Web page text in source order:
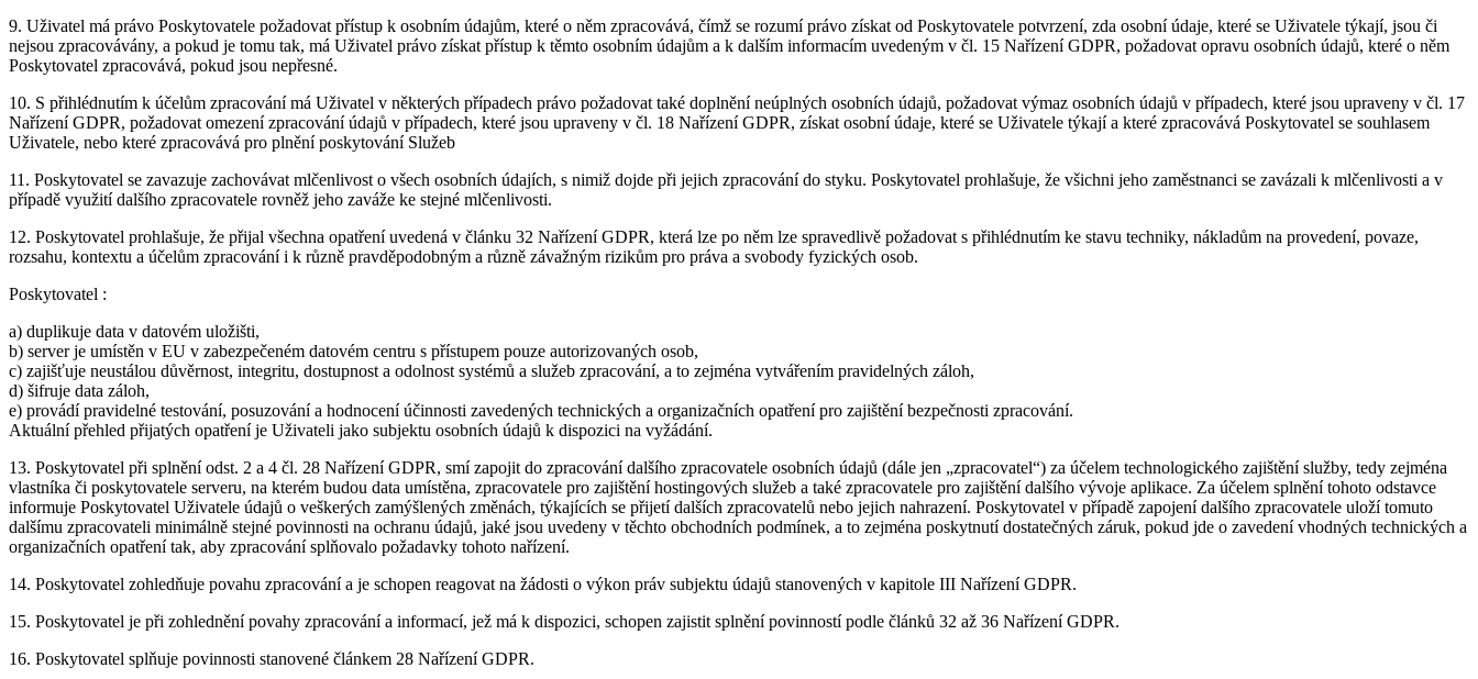
9. Uživatel má právo Poskytovatele požadovat přístup k osobním údajům, které o něm zpracovává, čímž se rozumí právo získat od Poskytovatele potvrzení, zda osobní údaje, které se Uživatele týkají, jsou či
nejsou zpracovávány, a pokud je tomu tak, má Uživatel právo získat přístup k těmto osobním údajům a k dalším informacím uvedeným v čl. 15 Nařízení GDPR, požadovat opravu osobních údajů, které o něm
Poskytovatel zpracovává, pokud jsou nepřesné.
10. S přihlédnutím k účelům zpracování má Uživatel v některých případech právo požadovat také doplnění neúplných osobních údajů, požadovat výmaz osobních údajů v případech, které jsou upraveny v čl. 17
Nařízení GDPR, požadovat omezení zpracování údajů v případech, které jsou upraveny v čl. 18 Nařízení GDPR, získat osobní údaje, které se Uživatele týkají a které zpracovává Poskytovatel se souhlasem
Uživatele, nebo které zpracovává pro plnění poskytování Služeb
11. Poskytovatel se zavazuje zachovávat mlčenlivost o všech osobních údajích, s nimiž dojde při jejich zpracování do styku. Poskytovatel prohlašuje, že všichni jeho zaměstnanci se zavázali k mlčenlivosti a v
případě využití dalšího zpracovatele rovněž jeho zaváže ke stejné mlčenlivosti.
12. Poskytovatel prohlašuje, že přijal všechna opatření uvedená v článku 32 Nařízení GDPR, která lze po něm lze spravedlivě požadovat s přihlédnutím ke stavu techniky, nákladům na provedení, povaze,
rozsahu, kontextu a účelům zpracování i k různě pravděpodobným a různě závažným rizikům pro práva a svobody fyzických osob.
Poskytovatel :
a) duplikuje data v datovém uložišti,
b) server je umístěn v EU v zabezpečeném datovém centru s přístupem pouze autorizovaných osob,
c) zajišťuje neustálou důvěrnost, integritu, dostupnost a odolnost systémů a služeb zpracování, a to zejména vytvářením pravidelných záloh,
d) šifruje data záloh,
e) provádí pravidelné testování, posuzování a hodnocení účinnosti zavedených technických a organizačních opatření pro zajištění bezpečnosti zpracování.
Aktuální přehled přijatých opatření je Uživateli jako subjektu osobních údajů k dispozici na vyžádání.
13. Poskytovatel při splnění odst. 2 a 4 čl. 28 Nařízení GDPR, smí zapojit do zpracování dalšího zpracovatele osobních údajů (dále jen „zpracovatel“) za účelem technologického zajištění služby, tedy zejména
vlastníka či poskytovatele serveru, na kterém budou data umístěna, zpracovatele pro zajištění hostingových služeb a také zpracovatele pro zajištění dalšího vývoje aplikace. Za účelem splnění tohoto odstavce
informuje Poskytovatel Uživatele údajů o veškerých zamýšlených změnách, týkajících se přijetí dalších zpracovatelů nebo jejich nahrazení. Poskytovatel v případě zapojení dalšího zpracovatele uloží tomuto
dalšímu zpracovateli minimálně stejné povinnosti na ochranu údajů, jaké jsou uvedeny v těchto obchodních podmínek, a to zejména poskytnutí dostatečných záruk, pokud jde o zavedení vhodných technických a
organizačních opatření tak, aby zpracování splňovalo požadavky tohoto nařízení.
14. Poskytovatel zohledňuje povahu zpracování a je schopen reagovat na žádosti o výkon práv subjektu údajů stanovených v kapitole III Nařízení GDPR.
15. Poskytovatel je při zohlednění povahy zpracování a informací, jež má k dispozici, schopen zajistit splnění povinností podle článků 32 až 36 Nařízení GDPR.
16. Poskytovatel splňuje povinnosti stanovené článkem 28 Nařízení GDPR.